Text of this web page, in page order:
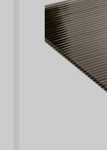
Kolor:
Biały
Grubość
[mm]:
10